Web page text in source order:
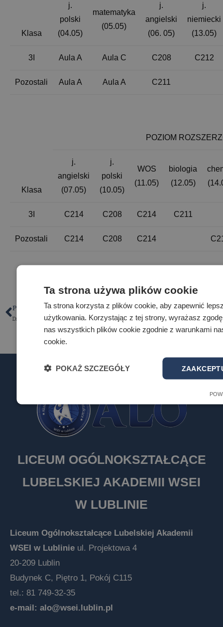
Klasa
j.
polski
(04.05)
matematyka
(05.05)
j.
angielski
(06. 05)
j.
niemiecki
(13.05)
3I Aula A Aula C C208 C212
Pozostali Aula A Aula A C211
Klasa
POZIOM
j.
angielski
(07.05)
j.
polski
(10.05)
WOS
(11.05)
biologia
(12.05)
3I C214 C208 C214 C211
Pozostali C214 C208 C214
POPRZEDNI
Dni wolne
NASTĘPNY
Nauczanie hybrydowe
LICEUM OGÓLNOKSZTAŁCĄCE
LUBELSKIEJ AKADEMII WSEI
W LUBLINIE
Liceum Ogólnokształcące Lubelskiej Akademii
WSEI w Lublinie ul. Projektowa 4
20-209 Lublin
Budynek C, Piętro 1, Pokój C115
tel.: 81 749-32-35
e-mail: alo@wsei.lublin.pl
Ta strona używa plików cookie
Ta strona korzysta z plików cookie, aby zapewnić
użytkowania. Korzystając z tej strony, wyrażasz
nas wszystkich plików cookie zgodnie z warunkami
cookie.
POKAŻ SZCZEGÓŁY